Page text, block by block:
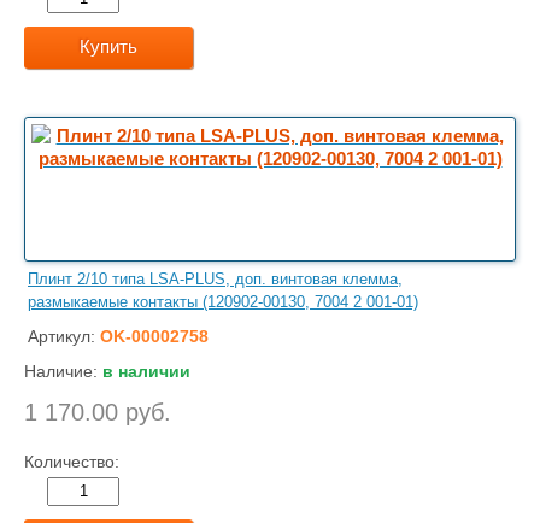
Купить
Плинт 2/10 типа LSA-PLUS, доп. винтовая клемма,
размыкаемые контакты (120902-00130, 7004 2 001-01)
Артикул: OK-00002758
Наличие: в наличии
1 170.00 руб.
Количество: